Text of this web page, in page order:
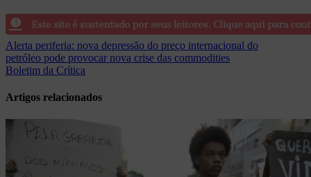
Navegação
de
Alerta periferia: nova depressão do preço internacional do
petróleo pode provocar nova crise das commodities
Boletim da Crítica
Artigos relacionados